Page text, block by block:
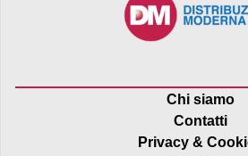
Chi siamo
Contatti
Privacy &